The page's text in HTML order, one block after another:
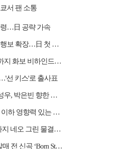
서 팬 소통
령…日 공략 가속
아이들 미연, 솔로 아티스트 행보 확장…日 첫 디싱 발매 예고
김설현, 반다나부터 양갈래까지 화보 비하인드…감각적 미학 완성
선 키스'로 출사표
‘오싹한 연애’ 양세종 VS 옹성우, 박은빈 향한 극과 극 직진 '삼각 로맨스'
걸셋, 美 빌보드 조명…'21세 이하 영향력 있는 아티스트' 등극
엔시티 127, 서울부터 뉴욕까지 네오 그린 물결…대규모 프로모션
아르테미스, ‘엠카’서 앨범 발매 전 신곡 ‘Born Stunner’ 공개